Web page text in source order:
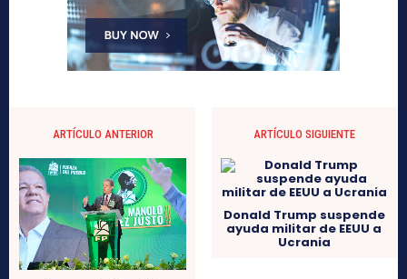
ARTÍCULO ANTERIOR ARTÍCULO SIGUIENTE
Donald Trump suspende
ayuda militar de EEUU a
Ucrania